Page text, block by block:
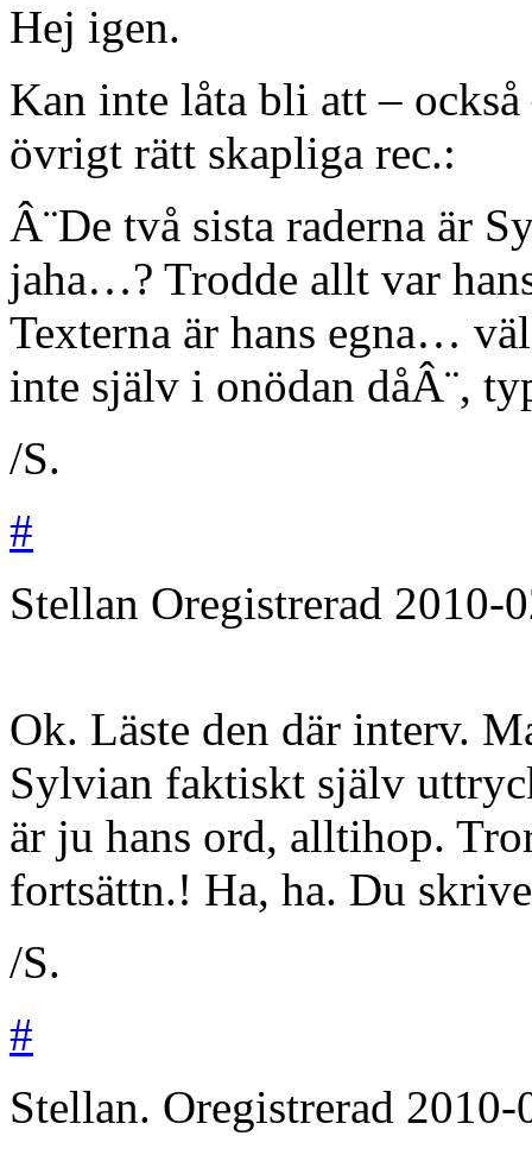
Hej igen.
Kan inte låta bli att –
övrigt rätt skapliga rec.:
Â¨De två sista raderna är
jaha…? Trodde allt var
Texterna är hans egna…
inte själv i onödan dåÂ¨,
/S.
#
Stellan Oregistrerad 2010-
Ok. Läste den där interv.
Sylvian faktiskt själv
är ju hans ord, alltihop.
fortsättn.! Ha, ha. Du
/S.
#
Stellan. Oregistrerad 2010-